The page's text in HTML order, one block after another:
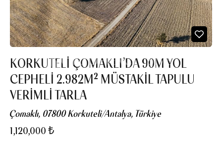
KORKUTELI ÇOMAKLI’DA 90M YOL
CEPHELI 2.982M² MÜSTAKIL TAPULU
VERIMLI TARLA
Çomaklı, 07800 Korkuteli/Antalya, Türkiye
1,120,000 ₺